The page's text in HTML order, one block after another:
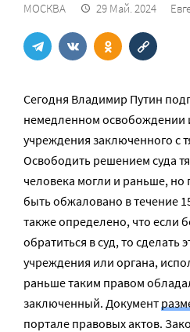
МОСКВА 29 Май. 2024
Сегодня Владимир Путин
немедленном освобождении
учреждения заключенного с
Освободить решением суда
человека могли и раньше, но
быть обжаловано в течение
также определено, что если
обратиться в суд, то сделать
учреждения или органа,
раньше таким правом
заключенный. Документ
портале правовых актов.